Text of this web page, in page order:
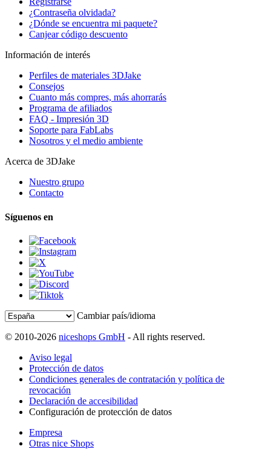
¿Contraseña olvidada?
¿Dónde se encuentra mi paquete?
Canjear código descuento
Información de interés
Perfiles de materiales 3DJake
Consejos
Cuanto más compres, más ahorrarás
Programa de afiliados
FAQ - Impresión 3D
Soporte para FabLabs
Nosotros y el medio ambiente
Acerca de 3DJake
Nuestro grupo
Contacto
Síguenos en
Cambiar país/idioma
© 2010-2026 niceshops GmbH - All rights reserved.
Aviso legal
Protección de datos
Condiciones generales de contratación y política de
revocación
Declaración de accesibilidad
Configuración de protección de datos
Empresa
Otras nice Shops